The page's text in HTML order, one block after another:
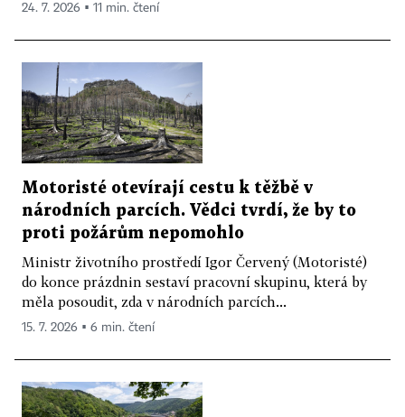
24. 7. 2026 ▪ 11 min. čtení
Motoristé otevírají cestu k těžbě v
národních parcích. Vědci tvrdí, že by to
proti požárům nepomohlo
Ministr životního prostředí Igor Červený (Motoristé)
do konce prázdnin sestaví pracovní skupinu, která by
měla posoudit, zda v národních parcích...
15. 7. 2026 ▪ 6 min. čtení